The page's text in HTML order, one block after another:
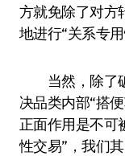
方就免除了对方
地进行“关系专
当然，除了破
决品类内部“搭
正面作用是不可
性交易”，我们